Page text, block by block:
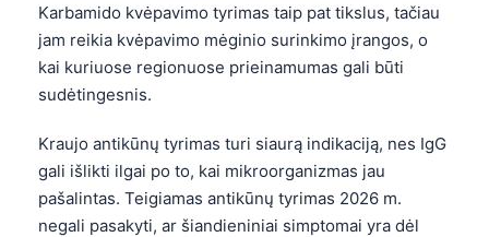
Karbamido kvėpavimo tyrimas taip pat tikslus, tačiau
jam reikia kvėpavimo mėginio surinkimo įrangos, o
kai kuriuose regionuose prieinamumas gali būti
sudėtingesnis.
Kraujo antikūnų tyrimas turi siaurą indikaciją, nes IgG
gali išlikti ilgai po to, kai mikroorganizmas jau
pašalintas. Teigiamas antikūnų tyrimas 2026 m.
negali pasakyti, ar šiandieniniai simptomai yra dėl
Français
עִבְרִית
Italiano
Español
Português
Ελληνικά